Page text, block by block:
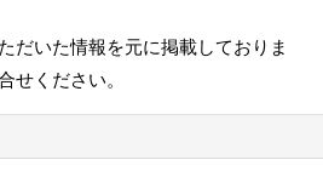
だいた情報を元に掲載しておりま
せください。